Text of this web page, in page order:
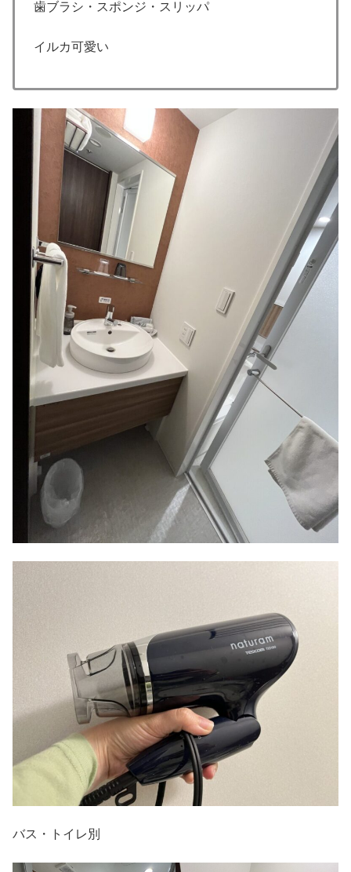
歯ブラシ・スポンジ・スリッパ
イルカ可愛い
バス・トイレ別